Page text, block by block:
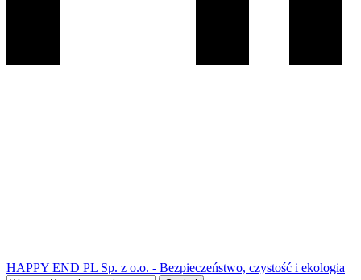
HAPPY END PL Sp. z o.o. - Bezpieczeństwo, czystość i ekologia